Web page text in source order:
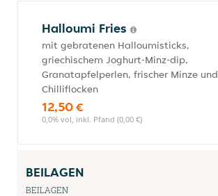
Halloumi Fries
mit gebratenen Halloumisticks,
griechischem Joghurt-Minz-dip,
Granatapfelperlen, frischer Minze und
Chilliflocken
12,50 €
0,0% vol, inkl. Pfand (0,00 €)
BEILAGEN
BEILAGEN